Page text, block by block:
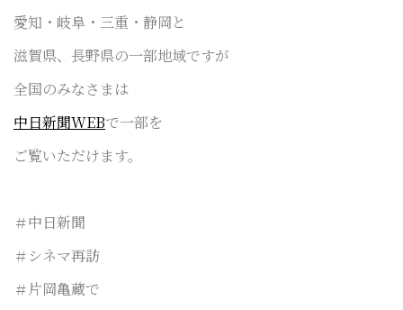
愛知・岐阜・三重・静岡と
滋賀県、長野県の一部地域ですが
全国のみなさまは
中日新聞WEBで一部を
ご覧いただけます。
＃中日新聞
＃シネマ再訪
＃片岡亀蔵で